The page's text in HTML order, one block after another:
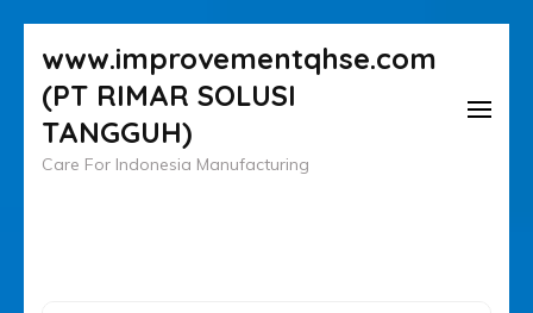
ke
konten
(Tekan
Enter)
www.improvementqhse.com
(PT RIMAR SOLUSI
TANGGUH)
Care For Indonesia Manufacturing